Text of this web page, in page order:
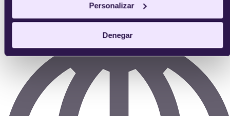
Personalizar
Denegar
Profesor:Profesional del sector en activo